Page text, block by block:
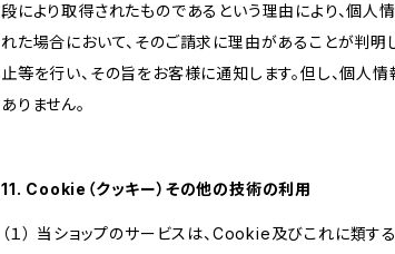
段により取得されたものであるという理由により、個人
れた場合において、そのご請求に理由があることが判
止等を行い、その旨をお客様に通知します。但し、個
ありません。
11. Cookie（クッキー）その他の技術の利用
（１） 当ショップのサービスは、Cookie及びこれに類